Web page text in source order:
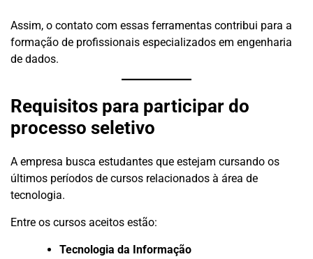
Assim, o contato com essas ferramentas contribui para a
formação de profissionais especializados em engenharia
de dados.
Requisitos para participar do
processo seletivo
A empresa busca estudantes que estejam cursando os
últimos períodos de cursos relacionados à área de
tecnologia.
Entre os cursos aceitos estão:
Tecnologia da Informação